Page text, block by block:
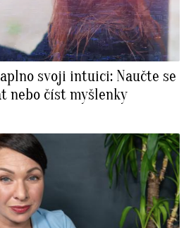
svoji intuici: Naučte se
nebo číst myšlenky